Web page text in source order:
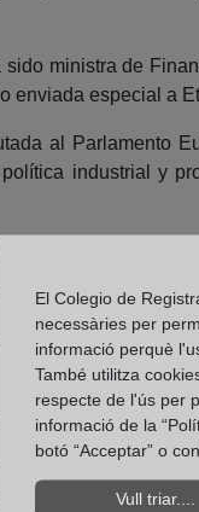
ministra de
enviada especial a
al Parlamento
industrial y
ministro de
de Agricultura,
ministro italiano,
de Economía e
experiencia
El Colegio de
necessàries per
informació perquè
També utilitza
respecte de l'ús per
informació de la
botó “Acceptar” o
Vull triar....